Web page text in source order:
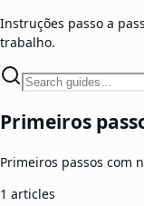
Instruções passo a
trabalho.
Primeiros
Primeiros passos com
1 articles